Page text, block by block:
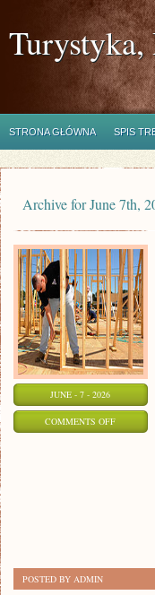
Turystyka,
STRONA GŁÓWNA SPIS
Archive for June 7th,
JUNE - 7 - 2026
COMMENTS OFFON
POSTED BY ADMIN